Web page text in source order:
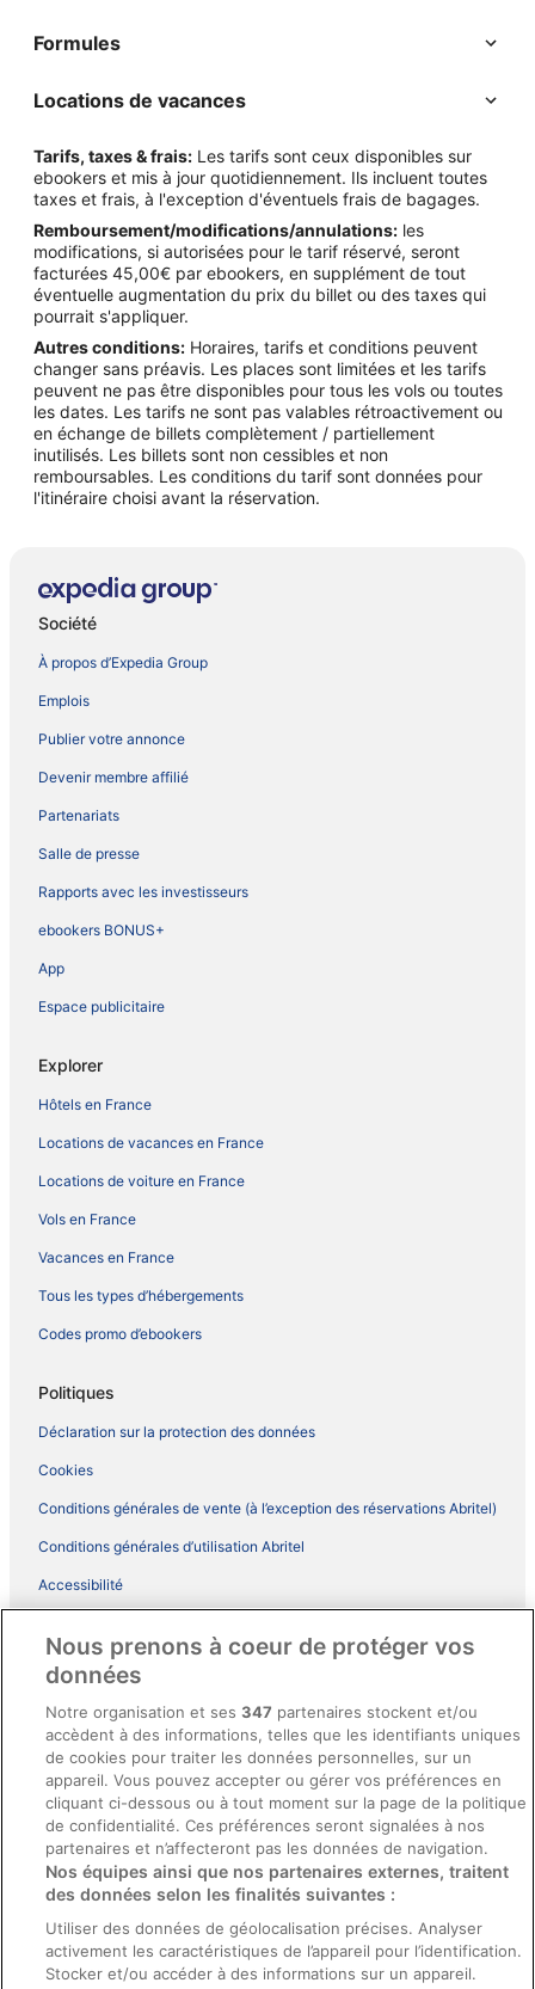
Formules
Locations de vacances
Tarifs, taxes & frais: Les tarifs sont ceux disponibles sur
ebookers et mis à jour quotidiennement. Ils incluent toutes
taxes et frais, à l'exception d'éventuels frais de bagages.
Remboursement/modifications/annulations: les
modifications, si autorisées pour le tarif réservé, seront
facturées 45,00€ par ebookers, en supplément de tout
éventuelle augmentation du prix du billet ou des taxes qui
pourrait s'appliquer.
Autres conditions: Horaires, tarifs et conditions peuvent
changer sans préavis. Les places sont limitées et les tarifs
peuvent ne pas être disponibles pour tous les vols ou toutes
les dates. Les tarifs ne sont pas valables rétroactivement ou
en échange de billets complètement / partiellement
inutilisés. Les billets sont non cessibles et non
remboursables. Les conditions du tarif sont données pour
l'itinéraire choisi avant la réservation.
Société
À propos d’Expedia Group
Emplois
Publier votre annonce
Devenir membre affilié
Partenariats
Salle de presse
Rapports avec les investisseurs
ebookers BONUS+
App
Espace publicitaire
Explorer
Hôtels en France
Locations de vacances en France
Locations de voiture en France
Vols en France
Vacances en France
Tous les types d’hébergements
Codes promo d’ebookers
Politiques
Déclaration sur la protection des données
Cookies
Conditions générales de vente (à l’exception des réservations Abritel)
Conditions générales d’utilisation Abritel
Accessibilité
Conditions générales du programme BONUS+ d’ebookers
Directives de contenu et signalement de contenus
Aide
Soutien
Annuler votre réservation d’hôtel ou de propriété de vacances
Échéances de remboursement
Nous prenons à coeur de protéger vos
données
Notre organisation et ses347 partenaires stockent et/ou
accèdent à des informations, telles que les identifiants uniques
de cookies pour traiter les données personnelles, sur un
appareil. Vous pouvez accepter ou gérer vos préférences en
cliquant ci-dessous ou à tout moment sur la page de la politique
de confidentialité. Ces préférences seront signalées à nos
partenaires et n’affecteront pas les données de navigation.
Nos équipes ainsi que nos partenaires externes, traitent
des données selon les finalités suivantes :
Utiliser des données de géolocalisation précises. Analyser
activement les caractéristiques de l’appareil pour l’identification.
Stocker et/ou accéder à des informations sur un appareil.